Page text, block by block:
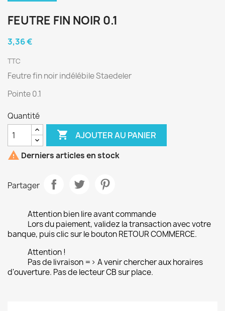
FEUTRE FIN NOIR 0.1
3,36 €
TTC
Feutre fin noir indélébile Staedeler
Pointe 0.1
Quantité
 AJOUTER AU PANIER
 Derniers articles en stock
Partager
Attention bien lire avant commande
Lors du paiement, validez la transaction avec votre
banque, puis clic sur le bouton RETOUR COMMERCE.
Attention !
Pas de livraison => A venir chercher aux horaires
d'ouverture. Pas de lecteur CB sur place.